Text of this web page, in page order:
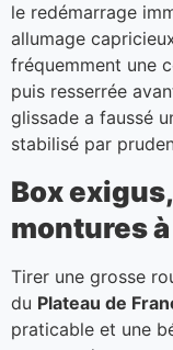
le redémarrage
allumage
fréquemment une
puis resserrée
glissade a faussé
stabilisé par
Box
montures
Tirer une grosse
du Plateau de
praticable et une